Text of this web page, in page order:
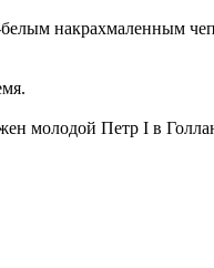
накрахмаленным
молодой Петр I в